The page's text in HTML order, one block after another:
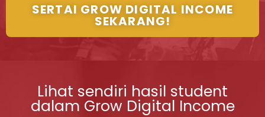
SERTAI GROW DIGITAL INCOME
SEKARANG!
Lihat sendiri hasil student
dalam Grow Digital Income